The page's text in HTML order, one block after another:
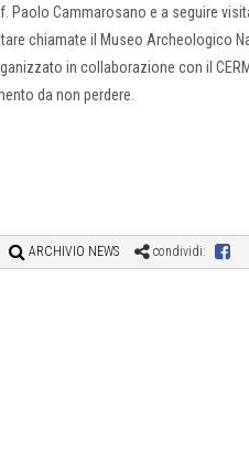
Paolo Cammarosano e a seguire
chiamate il Museo Archeologico
in collaborazione con il
da non perdere.
ARCHIVIO NEWS condividi: